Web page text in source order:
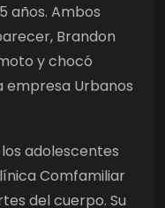
años. Ambos
Brandon
y chocó
empresa Urbanos
adolescentes
Comfamiliar
del cuerpo. Su